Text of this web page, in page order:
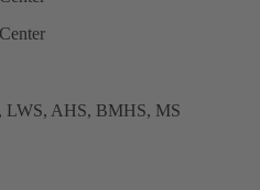
LWS, AHS, BMHS, MS